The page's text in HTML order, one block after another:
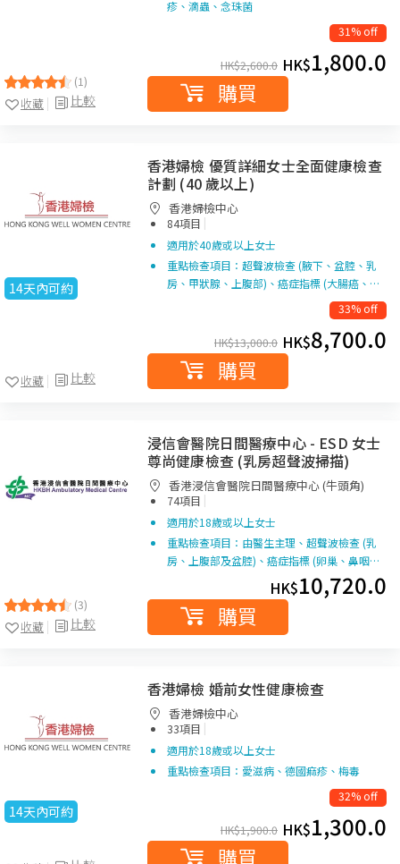
(1)
比較
收藏
疹、滴蟲、念珠菌
31% off
HK$2,600.0 HK$1,800.0
購買
14天內可約
比較
收藏
香港婦檢 優質詳細女士全面健康檢查
計劃 (40 歲以上)
香港婦檢中心
84項目 |
適用於40歲或以上女士
重點檢查項目：超聲波檢查 (腋下、盆腔、乳
房、甲狀腺、上腹部)、癌症指標 (大腸癌、…
33% off
HK$13,000.0 HK$8,700.0
購買
(3)
比較
收藏
浸信會醫院日間醫療中心 - ESD 女士
尊尚健康檢查 (乳房超聲波掃描)
香港浸信會醫院日間醫療中心 (牛頭角)
74項目 |
適用於18歲或以上女士
重點檢查項目：由醫生主理、超聲波檢查 (乳
房、上腹部及盆腔)、癌症指標 (卵巢、鼻咽…
HK$10,720.0
購買
14天內可約
香港婦檢 婚前女性健康檢查
香港婦檢中心
33項目 |
適用於18歲或以上女士
重點檢查項目：愛滋病、德國痲疹、梅毒
32% off
HK$1,900.0 HK$1,300.0
購買